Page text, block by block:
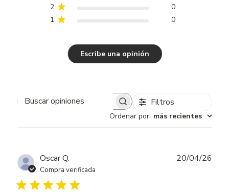
2
0
1
0
Escribe una opinión
Buscar opiniones Filtros
Ordenar por: más recientes
Oscar Q.
Compra verificada
20/04/26